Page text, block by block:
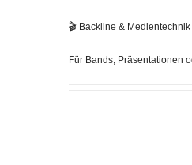
🎬 Backline & Medientechnik
Für Bands, Präsentationen